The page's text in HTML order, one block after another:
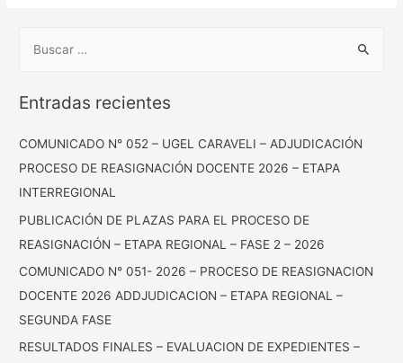
Entradas recientes
COMUNICADO N° 052 – UGEL CARAVELI – ADJUDICACIÓN
PROCESO DE REASIGNACIÓN DOCENTE 2026 – ETAPA
INTERREGIONAL
PUBLICACIÓN DE PLAZAS PARA EL PROCESO DE
REASIGNACIÓN – ETAPA REGIONAL – FASE 2 – 2026
COMUNICADO N° 051- 2026 – PROCESO DE REASIGNACION
DOCENTE 2026 ADDJUDICACION – ETAPA REGIONAL –
SEGUNDA FASE
RESULTADOS FINALES – EVALUACION DE EXPEDIENTES –